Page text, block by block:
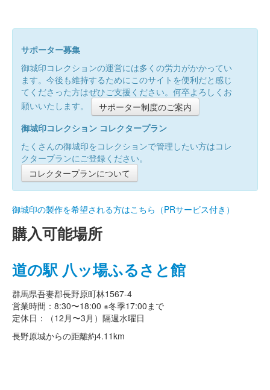
サポーター募集
御城印コレクションの運営には多くの労力がかかってい
ます。今後も維持するためにこのサイトを便利だと感じ
てくださった方はぜひご支援ください。何卒よろしくお
願いいたします。
サポーター制度のご案内
御城印コレクション コレクタープラン
たくさんの御城印をコレクションで管理したい方はコレ
クタープランにご登録ください。
コレクタープランについて
御城印の製作を希望される方はこちら（PRサービス付き）
購入可能場所
道の駅 八ッ場ふるさと館
群馬県吾妻郡長野原町林1567-4
営業時間：8:30〜18:00 ※冬季17:00まで
定休日：（12月〜3月）隔週水曜日
長野原城からの距離約4.11km